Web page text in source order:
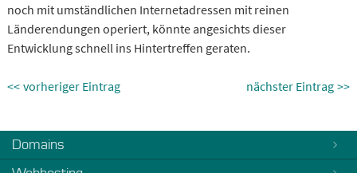
noch mit umständlichen Internetadressen mit reinen
Länderendungen operiert, könnte angesichts dieser
Entwicklung schnell ins Hintertreffen geraten.
vorheriger Eintrag nächster Eintrag
Domains